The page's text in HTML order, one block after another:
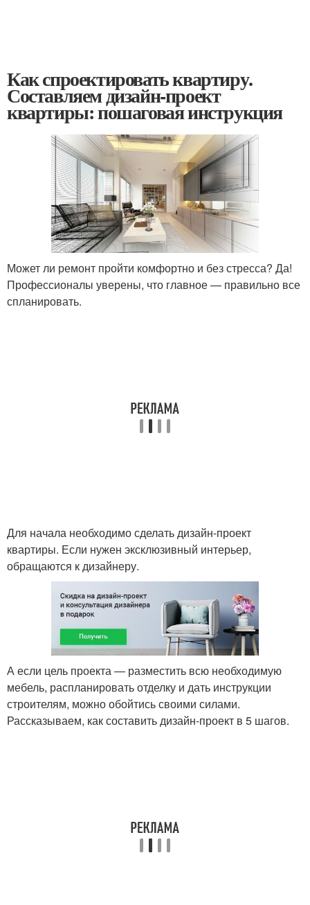
Как спроектировать квартиру.
Составляем дизайн-проект
квартиры: пошаговая инструкция
Может ли ремонт пройти комфортно и без стресса? Да!
Профессионалы уверены, что главное — правильно все
спланировать.
Для начала необходимо сделать дизайн-проект
квартиры. Если нужен эксклюзивный интерьер,
обращаются к дизайнеру.
А если цель проекта — разместить всю необходимую
мебель, распланировать отделку и дать инструкции
строителям, можно обойтись своими силами.
Рассказываем, как составить дизайн-проект в 5 шагов.